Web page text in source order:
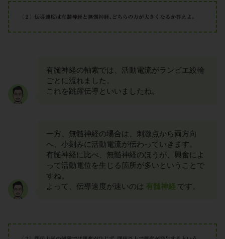
有髄神経の軸索では、活動電流がランビエ絞輪
ごとに流れました。
これを跳躍伝導といいましたね。
一方、無髄神経の場合は、刺激点から両方向
へ、小刻みに活動電流が伝わっていきます。
有髄神経に比べ、無髄神経のほうが、興奮によ
って活動電位を生じる箇所が多いということで
すね。
よって、伝導速度が速いのは 有髄神経 です。